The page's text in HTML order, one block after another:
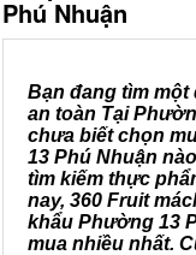
Phú Nhuận
Bạn đang tìm một
an toàn Tại
chưa biết chọn
13 Phú Nhuận
tìm kiếm thực
nay, 360 Fruit
khẩu Phường 13
mua nhiều nhất.